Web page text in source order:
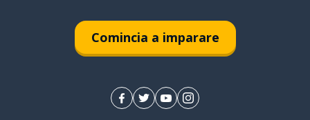
Comincia a imparare